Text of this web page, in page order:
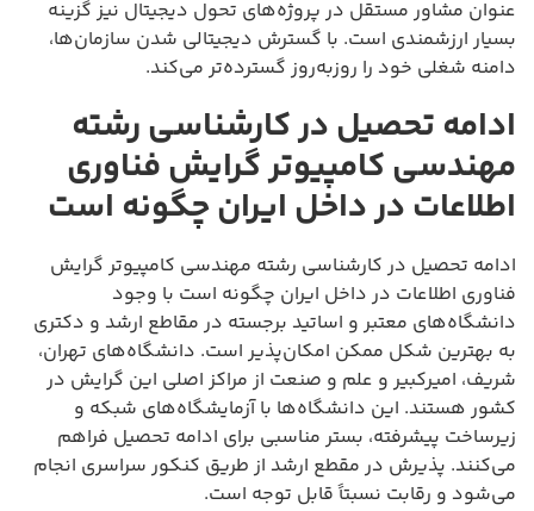
عنوان مشاور مستقل در پروژه‌های تحول دیجیتال نیز گزینه
بسیار ارزشمندی است. با گسترش دیجیتالی شدن سازمان‌ها،
دامنه شغلی خود را روزبه‌روز گسترده‌تر می‌کند.
ادامه تحصیل در کارشناسی رشته
مهندسی کامپیوتر گرایش فناوری
اطلاعات در داخل ایران چگونه است
ادامه تحصیل در کارشناسی رشته مهندسی کامپیوتر گرایش
فناوری اطلاعات در داخل ایران چگونه است با وجود
دانشگاه‌های معتبر و اساتید برجسته در مقاطع ارشد و دکتری
به بهترین شکل ممکن امکان‌پذیر است. دانشگاه‌های تهران،
شریف، امیرکبیر و علم و صنعت از مراکز اصلی این گرایش در
کشور هستند. این دانشگاه‌ها با آزمایشگاه‌های شبکه و
زیرساخت پیشرفته، بستر مناسبی برای ادامه تحصیل فراهم
می‌کنند. پذیرش در مقطع ارشد از طریق کنکور سراسری انجام
می‌شود و رقابت نسبتاً قابل توجه است.